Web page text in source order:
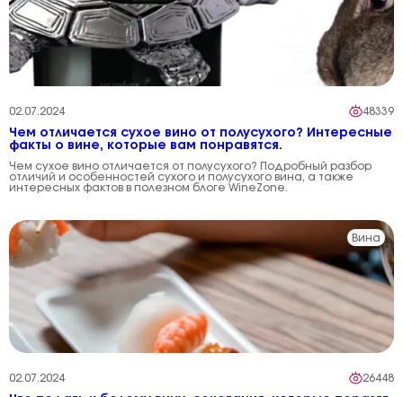
02.07.2024 48339
Чем отличается сухое вино от полусухого? Интересные
факты о вине, которые вам понравятся.
Чем сухое вино отличается от полусухого? Подробный разбор
отличий и особенностей сухого и полусухого вина, а также
интересных фактов в полезном блоге WineZone.
Вина
02.07.2024 26448